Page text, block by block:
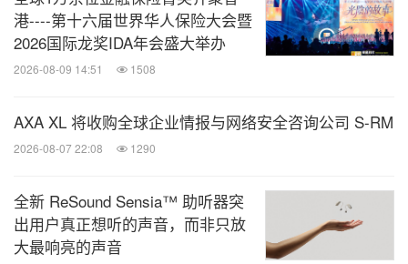
港----第十六届世界华人保险大会暨
2026国际龙奖IDA年会盛大举办
2026-08-09 14:51 1508
AXA XL 将收购全球企业情报与网络安全咨询公司 S-RM
2026-08-07 22:08 1290
全新 ReSound Sensia™ 助听器突
出用户真正想听的声音，而非只放
大最响亮的声音